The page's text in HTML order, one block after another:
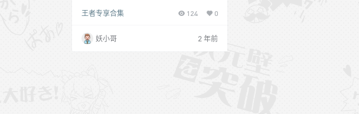
第二集 [34P+91M] NO.003 我的新室友第
我的家庭教师 [19P+139M] NO.005 第2集
真人漫画 我的家庭教师 [20P+27M] NO.00
6 图书馆 [30P+72M] NO.007 一杯清茶 [58
王者专享合集 124 0
妖小哥 2 年前